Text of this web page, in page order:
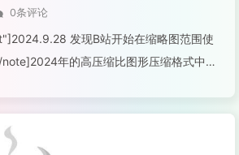
0条评论
发现B站开始在缩略图范围使
年的高压缩比图形压缩格式中：